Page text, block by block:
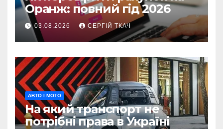
Оранж: повний гід 2026
03.08.2026 СЕРГІЙ ТКАЧ
АВТО І МОТО
На який транспорт не
потрібні права в Україні